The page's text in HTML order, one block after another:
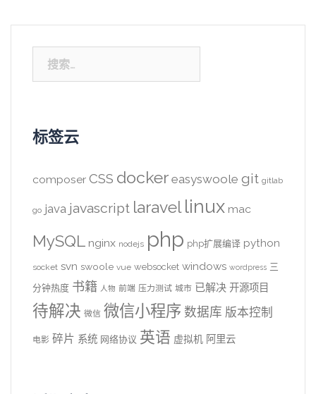
索：
标签云
composer CSS docker easyswoole git gitlab
go java javascript laravel linux mac
MySQL nginx nodejs php php扩展编译 python
socket svn swoole vue websocket windows wordpress 三
分钟热度 书籍 人物 前端 压力测试 城市 已解决 开源项目
待解决 微信 微信小程序 数据库 版本控制
电影 碎片 系统 网络协议 英语 虚拟机 阿里云